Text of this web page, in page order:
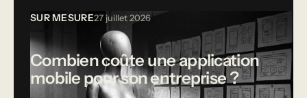
SUR MESURE27 juillet 2026
Combien coûte une application
mobile pour son entreprise ?